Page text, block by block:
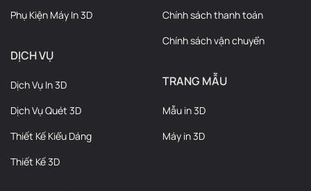
Phụ Kiện Máy In 3D
DỊCH VỤ
Dịch Vụ In 3D
Dịch Vụ Quét 3D
Thiết Kế Kiểu Dáng
Thiết Kế 3D
Chính sách thanh toán
Chính sách vận chuyển
TRANG MẪU
Mẫu in 3D
Máy in 3D